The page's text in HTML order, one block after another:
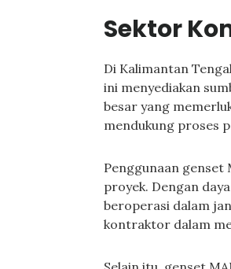
Sektor
Di Kalimantan
ini menyediakan
besar yang
mendukung proses
Penggunaan genset
proyek. Dengan
beroperasi dalam
kontraktor dalam